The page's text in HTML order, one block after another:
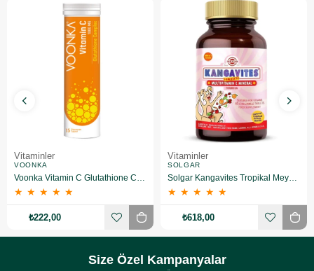
Vitaminler
VOONKA
Voonka Vitamin C Glutathione Complex Efervesan 15 Tablet
★ ★ ★ ★ ★
₺222,00
Vitaminler
SOLGAR
Solgar Kangavites Tropikal Meyve Aromalı 60 Tablet
★ ★ ★ ★ ★
₺618,00
Size Özel Kampanyalar